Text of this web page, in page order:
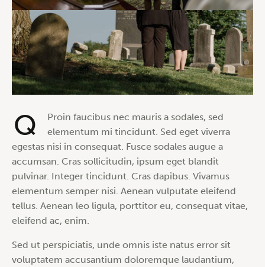
Q
Proin faucibus nec mauris a sodales, sed
elementum mi tincidunt. Sed eget viverra
egestas nisi in consequat. Fusce sodales augue a
accumsan. Cras sollicitudin, ipsum eget blandit
pulvinar. Integer tincidunt. Cras dapibus. Vivamus
elementum semper nisi. Aenean vulputate eleifend
tellus. Aenean leo ligula, porttitor eu, consequat vitae,
eleifend ac, enim.
Sed ut perspiciatis, unde omnis iste natus error sit
voluptatem accusantium doloremque laudantium,